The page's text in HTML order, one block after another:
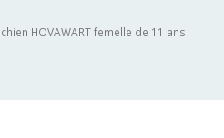
HOVAWART femelle de 11 ans